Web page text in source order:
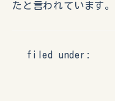
たと言われています
filed under: